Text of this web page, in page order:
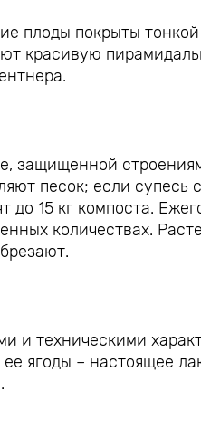
плоды покрыты
красивую
защищенной
песок; если супесь
до 15 кг компоста.
количествах.
и техническими
ягоды – настоящее